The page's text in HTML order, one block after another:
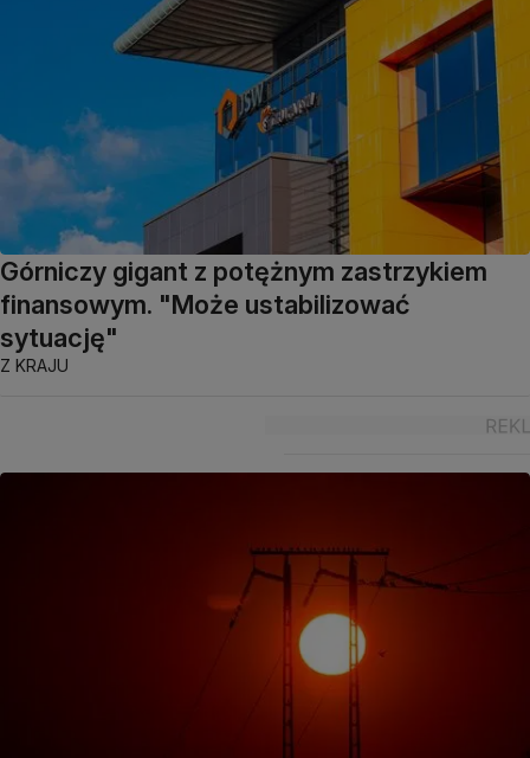
Górniczy gigant z potężnym zastrzykiem
finansowym. "Może ustabilizować
sytuację"
Z KRAJU